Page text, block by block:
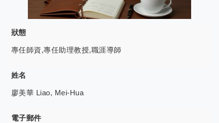
狀態
專任師資,專任助理教授,職涯導師
姓名
廖美華 Liao, Mei-Hua
電子郵件